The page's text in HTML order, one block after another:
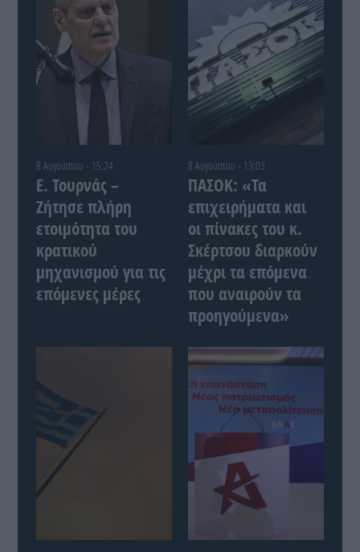
8 Αυγούστου - 15:24
Ε. Τουρνάς –
Ζήτησε πλήρη
ετοιμότητα του
κρατικού
μηχανισμού για τις
επόμενες μέρες
8 Αυγούστου - 13:03
ΠΑΣΟΚ: «Τα
επιχειρήματα και
οι πίνακες του κ.
Σκέρτσου διαρκούν
μέχρι τα επόμενα
που αναιρούν τα
προηγούμενα»